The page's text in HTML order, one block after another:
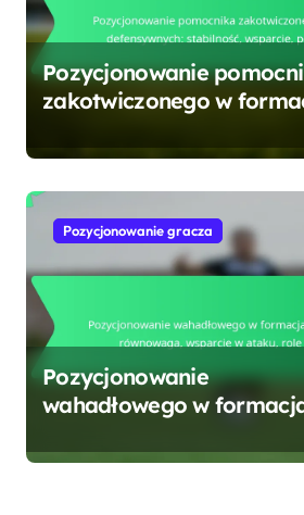
Pozycjonowanie
zakotwiczonego w
wsparcie,
Pozycjonowanie gracza
Pozycjonowanie
wahadłowego w
wsparcie w ataku, role